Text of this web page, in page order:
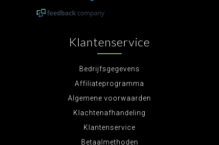
Klantenservice
Bedrijfsgegevens
Affiliateprogramma
Algemene voorwaarden
Klachtenafhandeling
Klantenservice
Betaalmethoden